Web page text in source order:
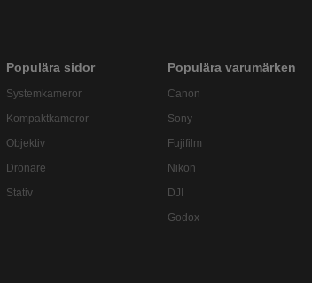
Populära sidor
Systemkameror
Kompaktkameror
Objektiv
Drönare
Stativ
Populära varumärken
Canon
Sony
Fujifilm
Nikon
DJI
Godox